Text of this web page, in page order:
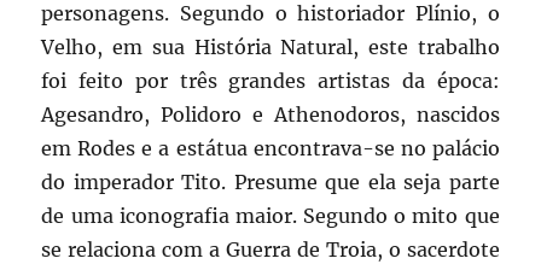
personagens. Segundo o historiador Plínio, o
Velho, em sua História Natural, este trabalho
foi feito por três grandes artistas da época:
Agesandro, Polidoro e Athenodoros, nascidos
em Rodes e a estátua encontrava-se no palácio
do imperador Tito. Presume que ela seja parte
de uma iconografia maior. Segundo o mito que
se relaciona com a Guerra de Troia, o sacerdote